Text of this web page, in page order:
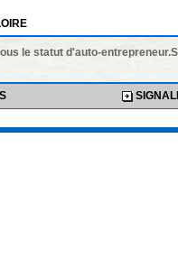
le statut d'auto-